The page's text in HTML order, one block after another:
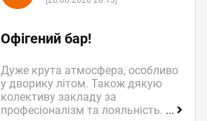
Офігений бар!
Дуже крута атмосфера, особливо
у дворику літом. Також дякую
колективу закладу за
професіоналізм та лояльність. ...